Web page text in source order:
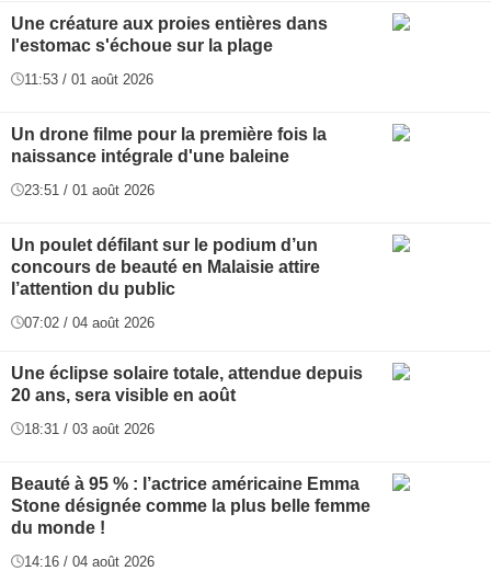
Une créature aux proies entières dans
l'estomac s'échoue sur la plage
11:53 / 01 août 2026
Un drone filme pour la première fois la
naissance intégrale d'une baleine
23:51 / 01 août 2026
Un poulet défilant sur le podium d’un
concours de beauté en Malaisie attire
l’attention du public
07:02 / 04 août 2026
Une éclipse solaire totale, attendue depuis
20 ans, sera visible en août
18:31 / 03 août 2026
Beauté à 95 % : l’actrice américaine Emma
Stone désignée comme la plus belle femme
du monde !
14:16 / 04 août 2026